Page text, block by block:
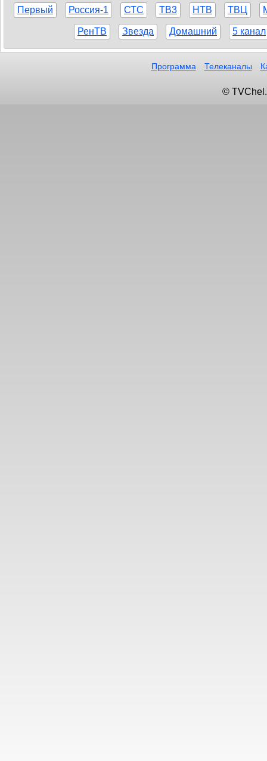
Первый Россия-1 СТС ТВ3 НТВ ТВЦ
РенТВ Звезда Домашний 5 канал
Программа Телеканалы
©